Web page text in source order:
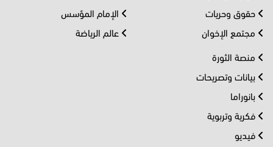
حقوق وحريات
مجتمع الإخوان
الإمام المؤسس
عالم الرياضة
منصة الثورة
بيانات وتصريحات
بانوراما
فكرية وتربوية
فيديو